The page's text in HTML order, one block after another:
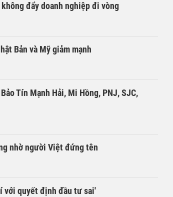
đẩy doanh nghiệp đi vòng
Bản và Mỹ giảm mạnh
Tín Mạnh Hải, Mi Hồng, PNJ, SJC,
nhờ người Việt đứng tên
với quyết định đầu tư sai'